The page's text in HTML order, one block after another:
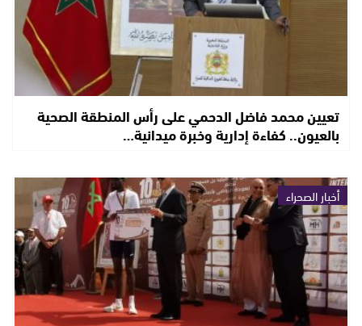
تعيين محمد فاضل الدحمي على رأس المنطقة الصحية
بالعيون.. كفاءة إدارية وخبرة ميدانية…
أخبار الصحراء